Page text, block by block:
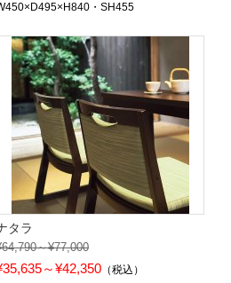
・SH455
タラ
～¥77,000
～¥42,350 （税込）